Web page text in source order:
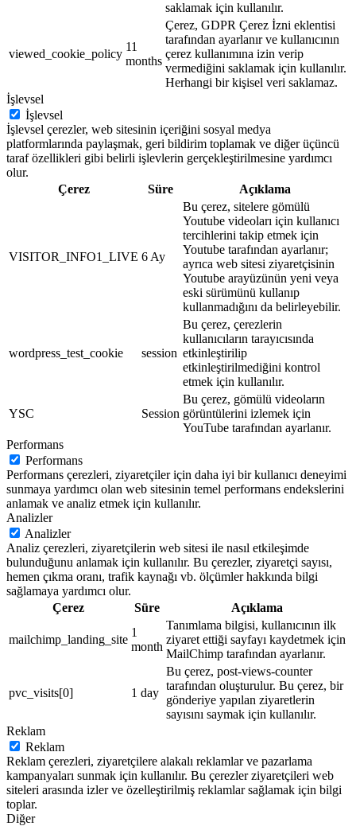
saklamak için kullanılır.
viewed_cookie_policy
11
months
Çerez, GDPR Çerez İzni eklentisi
tarafından ayarlanır ve kullanıcının
çerez kullanımına izin verip
vermediğini saklamak için kullanılır.
Herhangi bir kişisel veri saklamaz.
İşlevsel
İşlevsel
İşlevsel çerezler, web sitesinin içeriğini sosyal medya
platformlarında paylaşmak, geri bildirim toplamak ve diğer üçüncü
taraf özellikleri gibi belirli işlevlerin gerçekleştirilmesine yardımcı
olur.
Çerez
Süre Açıklama
VISITOR_INFO1_LIVE 6 Ay
Bu çerez, sitelere gömülü
Youtube videoları için kullanıcı
tercihlerini takip etmek için
Youtube tarafından ayarlanır;
ayrıca web sitesi ziyaretçisinin
Youtube arayüzünün yeni veya
eski sürümünü kullanıp
kullanmadığını da belirleyebilir.
wordpress_test_cookie session
Bu çerez, çerezlerin
kullanıcıların tarayıcısında
etkinleştirilip
etkinleştirilmediğini kontrol
etmek için kullanılır.
YSC Session
Bu çerez, gömülü videoların
görüntülerini izlemek için
YouTube tarafından ayarlanır.
Performans
Performans
Performans çerezleri, ziyaretçiler için daha iyi bir kullanıcı deneyimi
sunmaya yardımcı olan web sitesinin temel performans endekslerini
anlamak ve analiz etmek için kullanılır.
Analizler
Analizler
Analiz çerezleri, ziyaretçilerin web sitesi ile nasıl etkileşimde
bulunduğunu anlamak için kullanılır. Bu çerezler, ziyaretçi sayısı,
hemen çıkma oranı, trafik kaynağı vb. ölçümler hakkında bilgi
sağlamaya yardımcı olur.
Çerez
Süre Açıklama
mailchimp_landing_site
1
month
Tanımlama bilgisi, kullanıcının ilk
ziyaret ettiği sayfayı kaydetmek için
MailChimp tarafından ayarlanır.
pvc_visits[0] 1 day
Bu çerez, post-views-counter
tarafından oluşturulur. Bu çerez, bir
gönderiye yapılan ziyaretlerin
sayısını saymak için kullanılır.
Reklam
Reklam
Reklam çerezleri, ziyaretçilere alakalı reklamlar ve pazarlama
kampanyaları sunmak için kullanılır. Bu çerezler ziyaretçileri web
siteleri arasında izler ve özelleştirilmiş reklamlar sağlamak için bilgi
toplar.
Diğer